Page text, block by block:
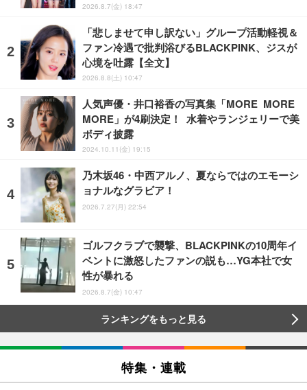
2026.8.7(金) 18:47
「悲しませて申し訳ない」グループ活動軽視＆
ファン冷遇で批判浴びるBLACKPINK、ジスが
心境を吐露【全文】
2026.8.8(土) 10:47
人気声優・井口裕香の写真集「MORE MORE
MORE」が4刷決定！ 水着やランジェリーで美
ボディ披露
2024.10.11(金) 19:15
乃木坂46・中西アルノ、夏ならではのエモーシ
ョナルなグラビア！
2026.7.27(月) 22:54
ゴルフクラブで襲撃、BLACKPINKの10周年イ
ベントに激怒したファンの説も…YG本社で女
性が暴れる
2026.8.7(金) 10:47
ランキングをもっと見る
特集・連載